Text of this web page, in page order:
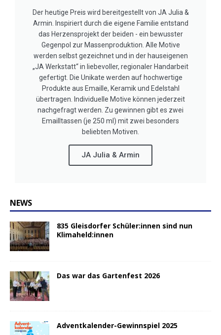
Der heutige Preis wird bereitgestellt von JA Julia &
Armin. Inspiriert durch die eigene Familie entstand
das Herzensprojekt der beiden - ein bewusster
Gegenpol zur Massenproduktion. Alle Motive
werden selbst gezeichnet und in der hauseigenen
„JA Werkstatt“ in liebevoller, regionaler Handarbeit
gefertigt. Die Unikate werden auf hochwertige
Produkte aus Emaille, Keramik und Edelstahl
übertragen. Individuelle Motive können jederzeit
nachgefragt werden. Zu gewinnen gibt es zwei
Emailltassen (je 250 ml) mit zwei besonders
beliebten Motiven.
JA Julia & Armin
NEWS
835 Gleisdorfer Schüler:innen sind nun
Klimaheld:innen
Das war das Gartenfest 2026
Adventkalender-Gewinnspiel 2025